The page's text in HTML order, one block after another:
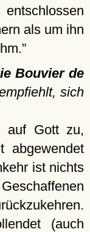
als um ihn
Bouvier de
sich
auf Gott zu,
ist nichts
(auch